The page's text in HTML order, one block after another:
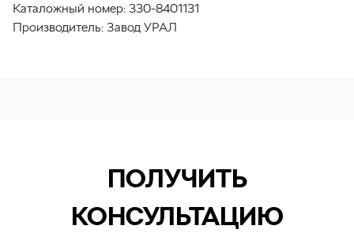
Каталожный номер: 330-8401131
Производитель: Завод УРАЛ
ПОЛУЧИТЬ
КОНСУЛЬТАЦИЮ